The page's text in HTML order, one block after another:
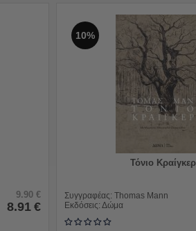
9.90 €
8.91 €
10%
Τόνιο Κραίγκερ
Συγγραφέας:Thomas Mann
Εκδόσεις:Δώμα